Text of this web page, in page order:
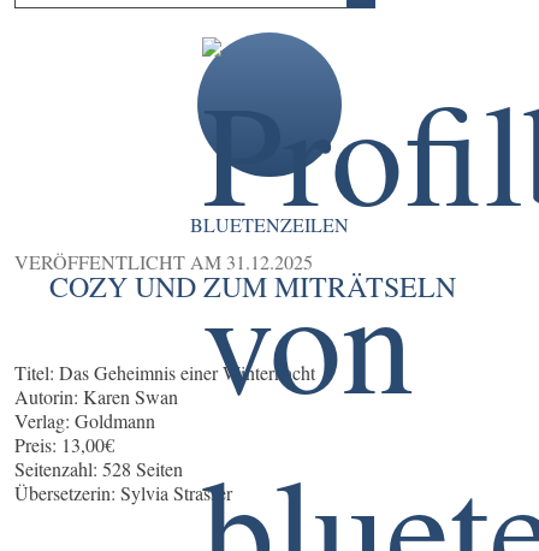
BLUETENZEILEN
VERÖFFENTLICHT AM 31.12.2025
COZY UND ZUM MITRÄTSELN
Titel: Das Geheimnis einer Winternacht
Autorin: Karen Swan
Verlag: Goldmann
Preis: 13,00€
Seitenzahl: 528 Seiten
Übersetzerin: Sylvia Strasser